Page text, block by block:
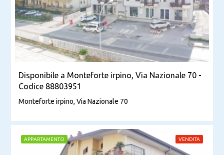
Disponibile a Monteforte irpino, Via Nazionale 70 -
Codice 88803951
Monteforte irpino, Via Nazionale 70
APPARTAMENTO VENDITA